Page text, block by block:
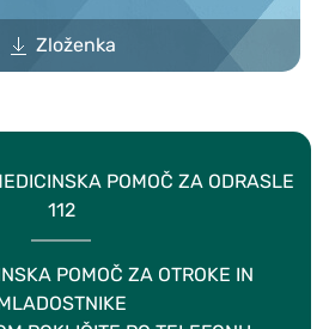
Zloženka
POMOČ ZA ODRASLE
112
POMOČ ZA OTROKE IN